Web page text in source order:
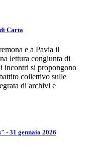
Carta
e a Pavia il
lettura congiunta di
incontri si propongono
collettivo sulle
di archivi e
- 31 gennaio 2026